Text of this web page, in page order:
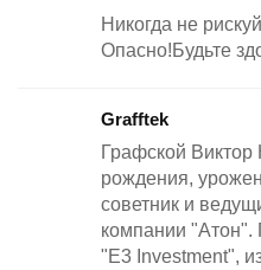
Никогда не
Опасно!Будьте
Grafftek
Графской Виктор
рождения,
советник и
компании "Атон".
"E3 Investment",